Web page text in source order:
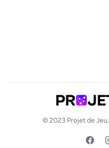
© 2023 Projet de Jeu